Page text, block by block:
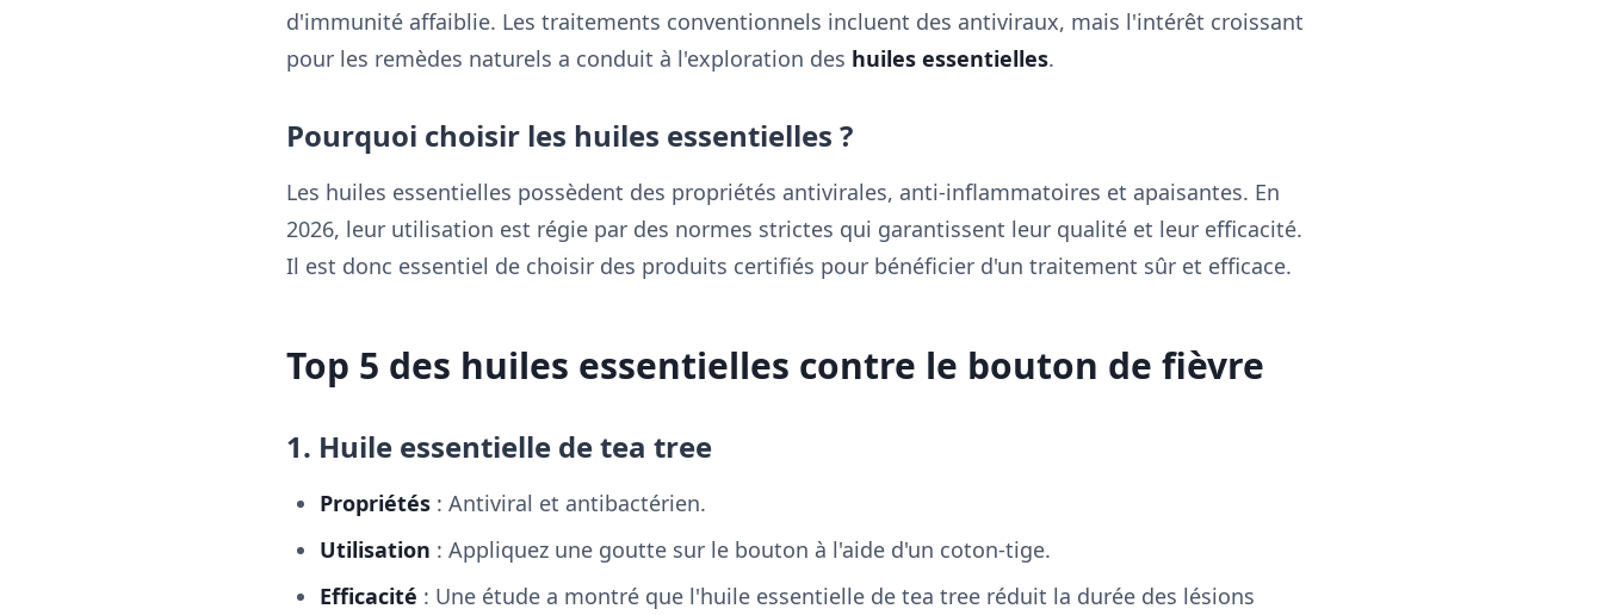
d'immunité affaiblie. Les traitements conventionnels incluent des antiviraux, mais l'intérêt croissant
pour les remèdes naturels a conduit à l'exploration des huiles essentielles.
Pourquoi choisir les huiles essentielles ?
Les huiles essentielles possèdent des propriétés antivirales, anti-inflammatoires et apaisantes. En
2026, leur utilisation est régie par des normes strictes qui garantissent leur qualité et leur efficacité.
Il est donc essentiel de choisir des produits certifiés pour bénéficier d'un traitement sûr et efficace.
Top 5 des huiles essentielles contre le bouton de fièvre
1. Huile essentielle de tea tree
Propriétés : Antiviral et antibactérien.
Utilisation : Appliquez une goutte sur le bouton à l'aide d'un coton-tige.
Efficacité : Une étude a montré que l'huile essentielle de tea tree réduit la durée des lésions